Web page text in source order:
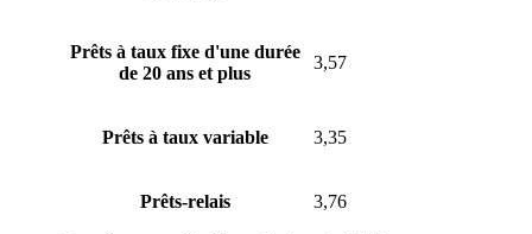
Prêts à taux fixe d'une durée
de 20 ans et plus
3,57
Prêts à taux variable 3,35
Prêts-relais 3,76